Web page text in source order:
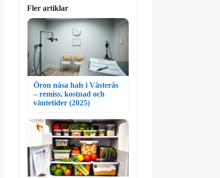
Fler artiklar
Öron näsa hals i Västerås
– remiss, kostnad och
väntetider (2025)